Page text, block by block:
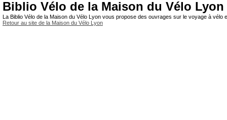
Biblio Vélo de la Maison du Vélo Lyon
La Biblio Vélo de la Maison du Vélo Lyon vous propose des ouvrages sur le voyage à
Retour au site de la Maison du Vélo Lyon